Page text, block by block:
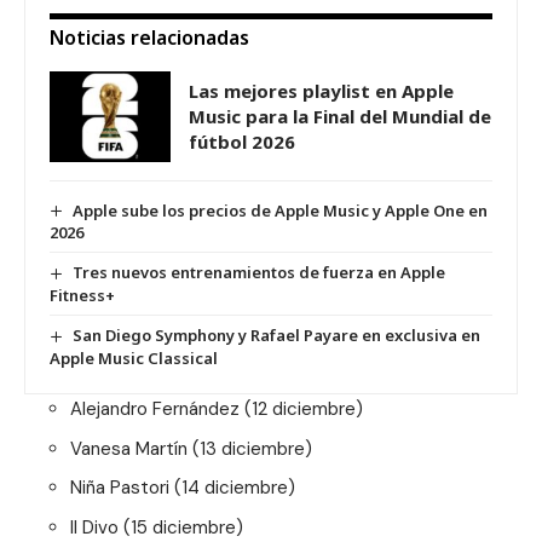
Noticias relacionadas
Las mejores playlist en Apple
Music para la Final del Mundial de
fútbol 2026
Apple sube los precios de Apple Music y Apple One en
2026
Tres nuevos entrenamientos de fuerza en Apple
Fitness+
San Diego Symphony y Rafael Payare en exclusiva en
Apple Music Classical
Alejandro Fernández (12 diciembre)
Vanesa Martín (13 diciembre)
Niña Pastori (14 diciembre)
Il Divo (15 diciembre)